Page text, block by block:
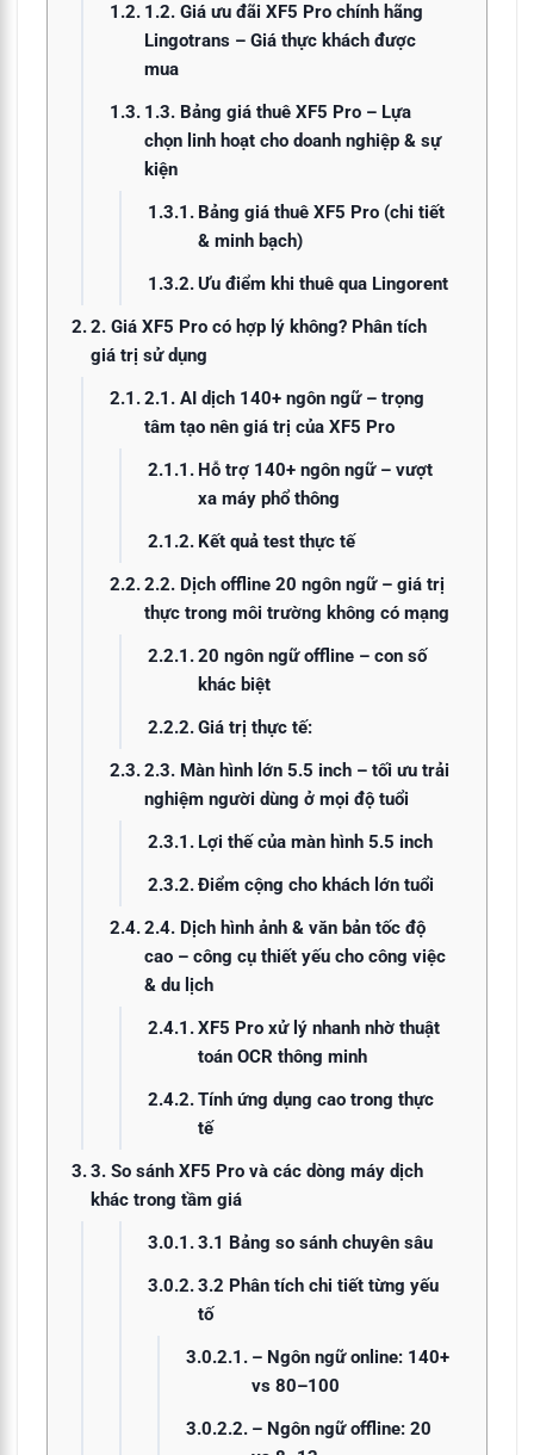
1.2. Giá ưu đãi XF5 Pro chính hãng
Lingotrans – Giá thực khách được
mua
1.3. Bảng giá thuê XF5 Pro – Lựa
chọn linh hoạt cho doanh nghiệp & sự
kiện
Bảng giá thuê XF5 Pro (chi tiết
& minh bạch)
Ưu điểm khi thuê qua Lingorent
2. Giá XF5 Pro có hợp lý không? Phân tích
giá trị sử dụng
2.1. AI dịch 140+ ngôn ngữ – trọng
tâm tạo nên giá trị của XF5 Pro
Hỗ trợ 140+ ngôn ngữ – vượt
xa máy phổ thông
Kết quả test thực tế
2.2. Dịch offline 20 ngôn ngữ – giá trị
thực trong môi trường không có mạng
20 ngôn ngữ offline – con số
khác biệt
Giá trị thực tế:
2.3. Màn hình lớn 5.5 inch – tối ưu trải
nghiệm người dùng ở mọi độ tuổi
Lợi thế của màn hình 5.5 inch
Điểm cộng cho khách lớn tuổi
2.4. Dịch hình ảnh & văn bản tốc độ
cao – công cụ thiết yếu cho công việc
& du lịch
XF5 Pro xử lý nhanh nhờ thuật
toán OCR thông minh
Tính ứng dụng cao trong thực
tế
3. So sánh XF5 Pro và các dòng máy dịch
khác trong tầm giá
3.1 Bảng so sánh chuyên sâu
3.2 Phân tích chi tiết từng yếu
tố
– Ngôn ngữ online: 140+
vs 80–100
– Ngôn ngữ offline: 20